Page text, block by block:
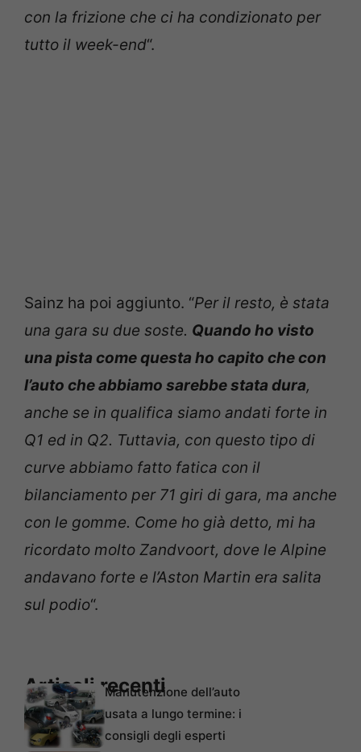
con la frizione che ci ha condizionato per
tutto il week-end“.
Sainz ha poi aggiunto. “Per il resto, è stata
una gara su due soste. Quando ho visto
una pista come questa ho capito che con
l’auto che abbiamo sarebbe stata dura,
anche se in qualifica siamo andati forte in
Q1 ed in Q2. Tuttavia, con questo tipo di
curve abbiamo fatto fatica con il
bilanciamento per 71 giri di gara, ma anche
con le gomme. Come ho già detto, mi ha
ricordato molto Zandvoort, dove le Alpine
andavano forte e l’Aston Martin era salita
sul podio“.
Articoli recentiManutenzione dell’auto
usata a lungo termine: i
consigli degli esperti